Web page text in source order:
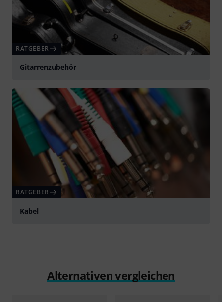
RATGEBER
Gitarrenzubehör
RATGEBER
Kabel
Alternativen vergleichen